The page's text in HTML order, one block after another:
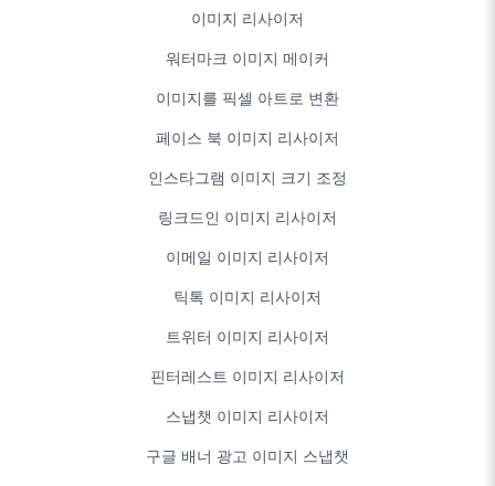
이미지 리사이저
워터마크 이미지 메이커
이미지를 픽셀 아트로 변환
페이스 북 이미지 리사이저
인스타그램 이미지 크기 조정
링크드인 이미지 리사이저
이메일 이미지 리사이저
틱톡 이미지 리사이저
트위터 이미지 리사이저
핀터레스트 이미지 리사이저
스냅챗 이미지 리사이저
구글 배너 광고 이미지 스냅챗